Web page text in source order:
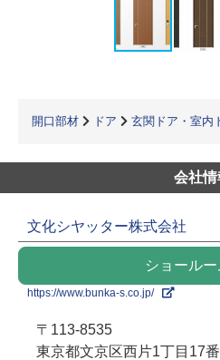
開口部材 ドア 玄関ドア・室内
会社情
文化シヤッター株式会社
ショール
https://www.bunka-s.co.jp/
〒113-8535
東京都文京区西片1丁目17